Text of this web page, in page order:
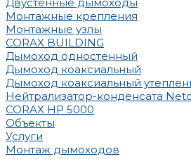
Монтажные крепления
Монтажные узлы
CORAX BUILDING
Дымоход одностенный
Дымоход коаксиальный
Дымоход коаксиальный
Нейтрализатор-конденсата
CORAX HP 5000
Объекты
Услуги
Монтаж дымоходов